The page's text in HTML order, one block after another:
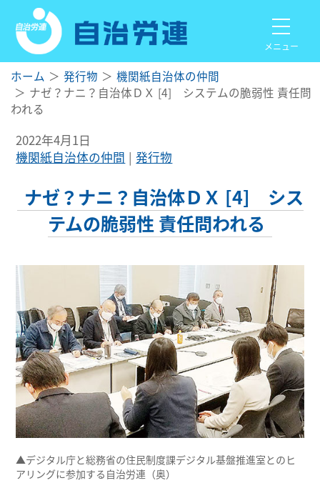
メニュー
ホーム 発行物
機関紙自治体の仲間
ナゼ？ナニ？自治体ＤＸ [4] システムの脆弱性 責任問
われる
2022年4月1日
機関紙自治体の仲間
発行物
ナゼ？ナニ？自治体ＤＸ [4] シス
テムの脆弱性 責任問われる
▲デジタル庁と総務省の住民制度課デジタル基盤推進室とのヒ
アリングに参加する自治労連（奥）